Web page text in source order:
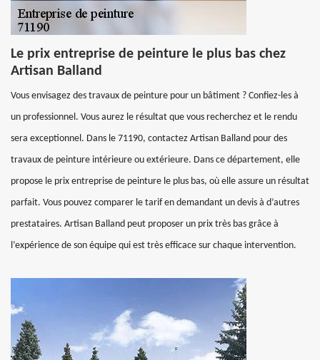
Le prix entreprise de peinture le plus bas chez
Artisan Balland
Vous envisagez des travaux de peinture pour un bâtiment ? Confiez-les à
un professionnel. Vous aurez le résultat que vous recherchez et le rendu
sera exceptionnel. Dans le 71190, contactez Artisan Balland pour des
travaux de peinture intérieure ou extérieure. Dans ce département, elle
propose le prix entreprise de peinture le plus bas, où elle assure un résultat
parfait. Vous pouvez comparer le tarif en demandant un devis à d’autres
prestataires. Artisan Balland peut proposer un prix très bas grâce à
l’expérience de son équipe qui est très efficace sur chaque intervention.